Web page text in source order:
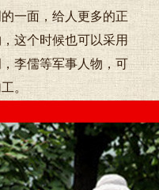
一面，给人更多的正
这个时候也可以采用
李儒等军事人物，可
。